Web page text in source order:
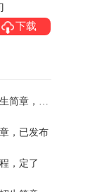
下载
山西农业大学2026年全国硕士研究生招生简章，已发布
，已发布
，定了